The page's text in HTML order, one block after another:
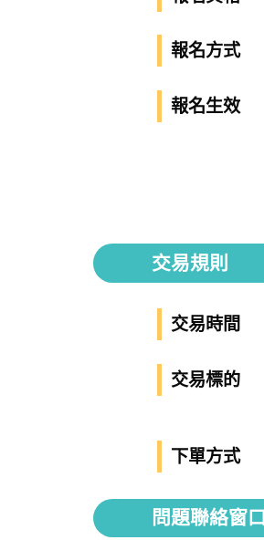
報名方式
報名生效
交易規則
交易時間
交易標的
下單方式
問題聯絡窗口